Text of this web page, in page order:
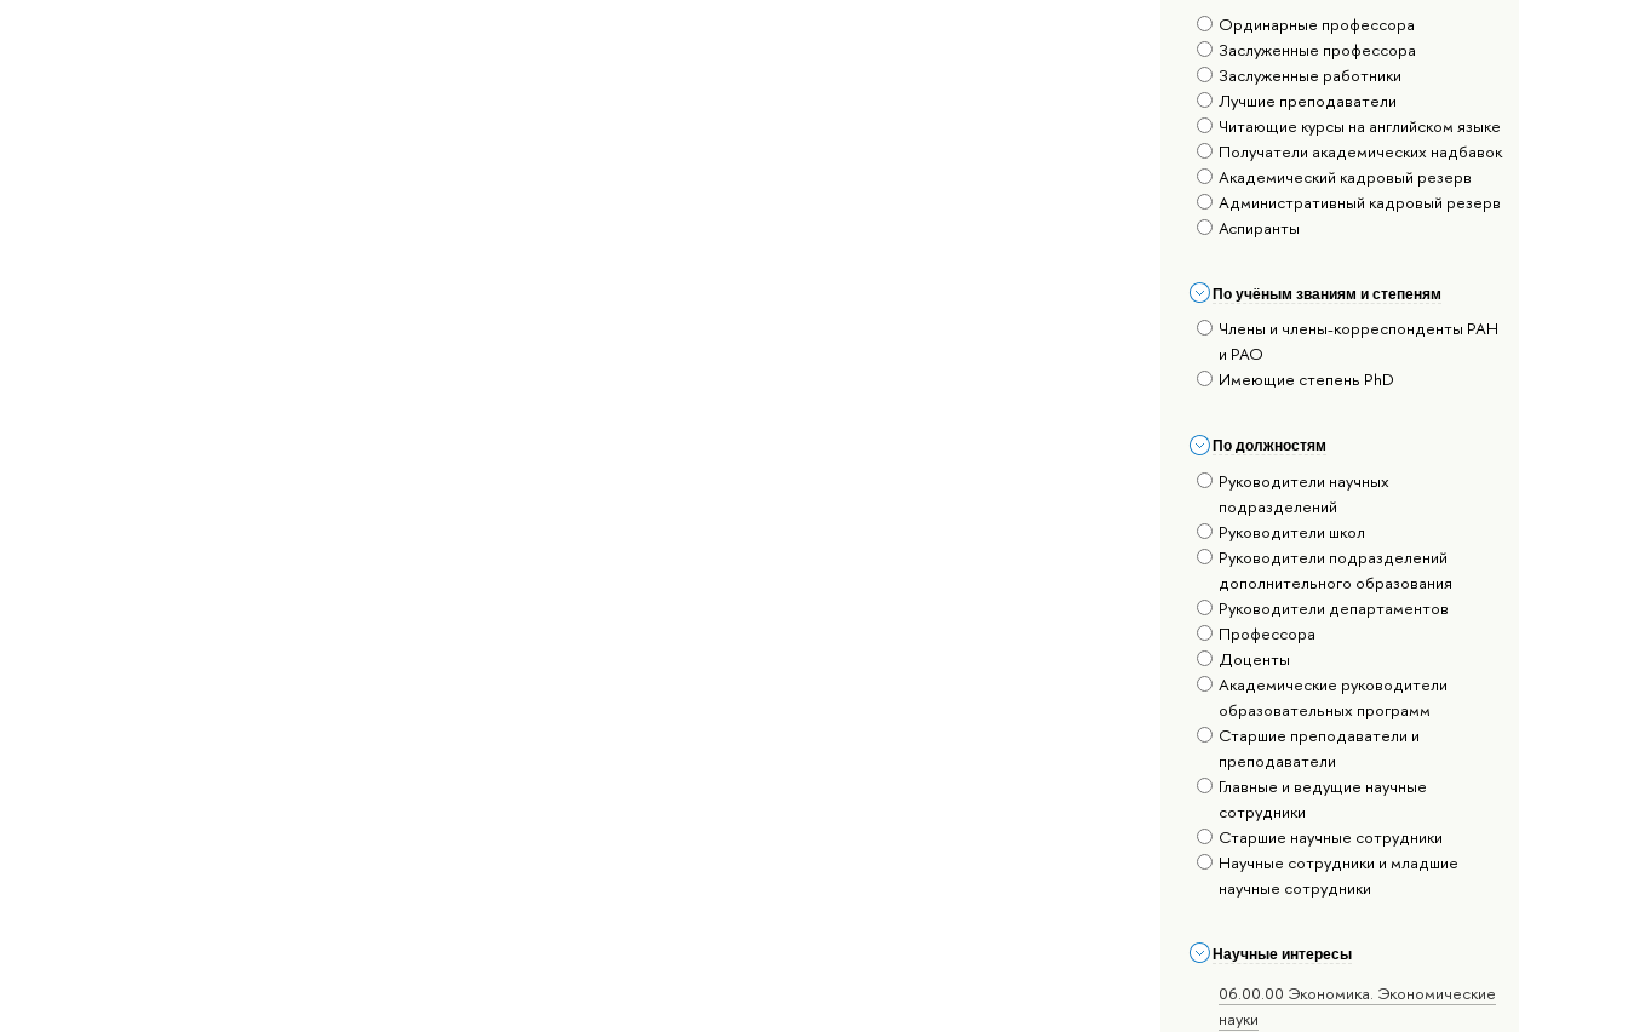
Ординарные профессора
Заслуженные профессора
Заслуженные работники
Лучшие преподаватели
Читающие курсы на английском языке
Получатели академических надбавок
Академический кадровый резерв
Административный кадровый резерв
Аспиранты
По учёным званиям и степеням
Члены и члены-корреспонденты РАН
и РАО
Имеющие степень PhD
По должностям
Руководители научных
подразделений
Руководители школ
Руководители подразделений
дополнительного образования
Руководители департаментов
Профессора
Доценты
Академические руководители
образовательных программ
Старшие преподаватели и
преподаватели
Главные и ведущие научные
сотрудники
Старшие научные сотрудники
Научные сотрудники и младшие
научные сотрудники
Научные интересы
06.00.00 Экономика. Экономические
науки